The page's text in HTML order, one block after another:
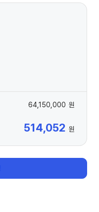
64,150,000 원
514,052 원